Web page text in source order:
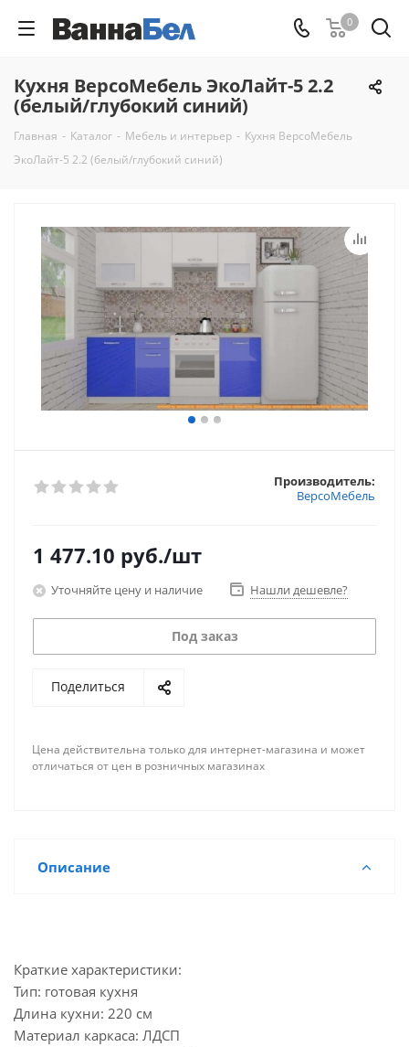
0
Кухня ВерсоМебель ЭкоЛайт-5 2.2
(белый/глубокий синий)
Главная - Каталог - Мебель и интерьер - Кухня ВерсоМебель
ЭкоЛайт-5 2.2 (белый/глубокий синий)
Производитель:
ВерсоМебель
1 477.10 руб./шт
Уточняйте цену и наличие Нашли дешевле?
Под заказ
Поделиться
Цена действительна только для интернет-магазина и может
отличаться от цен в розничных магазинах
Описание
Краткие характеристики:
Тип: готовая кухня
Длина кухни: 220 см
Материал каркаса: ЛДСП